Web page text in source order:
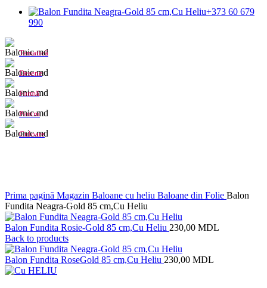
+373 60 679
990
Tematică
Desene
Formă
Pentru
Culoare
Prima pagină Magazin Baloane cu heliu Baloane din Folie Balon
Fundita Neagra-Gold 85 cm,Cu Heliu
Balon Fundita Rosie-Gold 85 cm,Cu Heliu 230,00 MDL
Back to products
Balon Fundita RoseGold 85 cm,Cu Heliu 230,00 MDL